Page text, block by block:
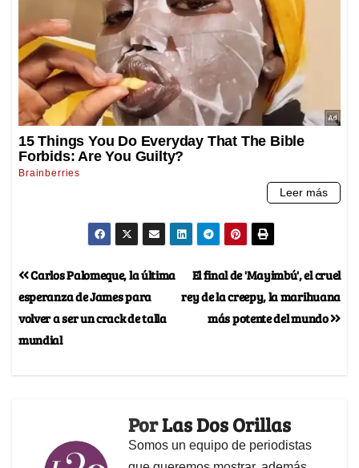
El final de 'Mayimbú', el cruel
rey de la creepy, la marihuana
más potente del mundo
Carlos Palomeque, la última
esperanza de James para
volver a ser un crack de talla
mundial
PorLas Dos Orillas
Somos un equipo de periodistas